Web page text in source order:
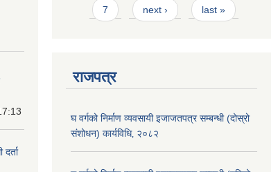
7 next › last »
राजपत्र
घ वर्गको निर्माण व्यवसायी इजाजतपत्र सम्बन्धी (दोस्रो
संशोधन) कार्यविधि‚ २०८२